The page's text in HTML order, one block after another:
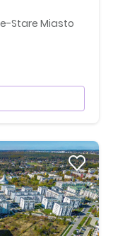
Stare Miasto